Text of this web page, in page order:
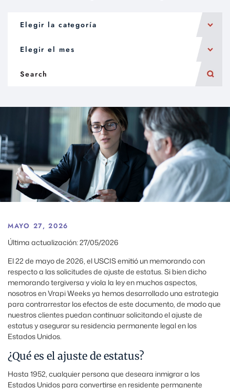
MAYO 27, 2026
Última actualización: 27/05/2026
El 22 de mayo de 2026, el USCIS emitió un memorando con
respecto a las solicitudes de ajuste de estatus. Si bien dicho
memorando tergiversa y viola la ley en muchos aspectos,
nosotros en Vrapi Weeks ya hemos desarrollado una estrategia
para contrarrestar los efectos de este documento, de modo que
nuestros clientes puedan continuar solicitando el ajuste de
estatus y asegurar su residencia permanente legal en los
Estados Unidos.
¿Qué es el ajuste de estatus?
Hasta 1952, cualquier persona que deseara inmigrar a los
Estados Unidos para convertirse en residente permanente